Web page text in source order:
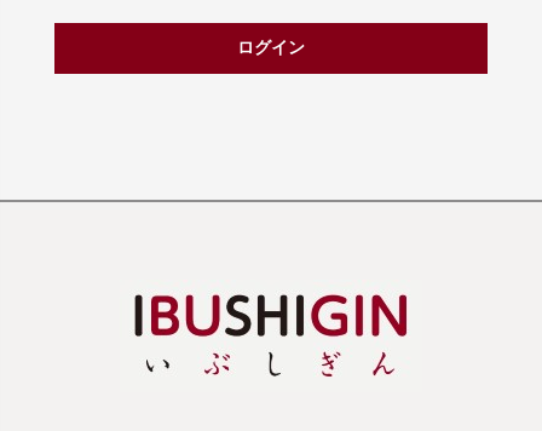
ログイン